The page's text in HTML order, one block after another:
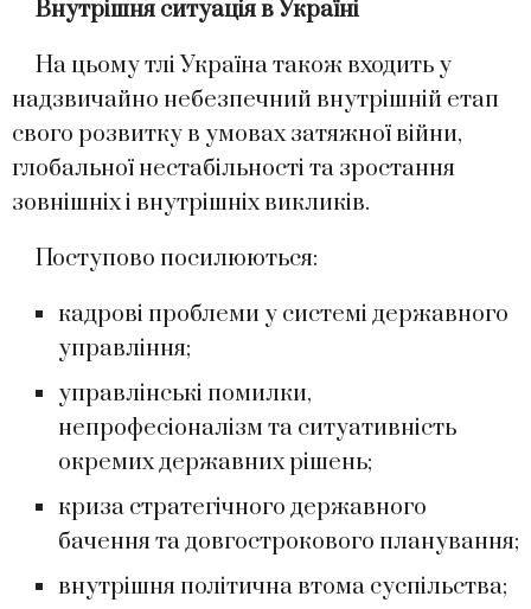
Внутрішня ситуація в Україні
На цьому тлі Україна також входить у
надзвичайно небезпечний внутрішній етап
свого розвитку в умовах затяжної війни,
глобальної нестабільності та зростання
зовнішніх і внутрішніх викликів.
Поступово посилюються:
кадрові проблеми у системі державного
управління;
управлінські помилки,
непрофесіоналізм та ситуативність
окремих державних рішень;
криза стратегічного державного
бачення та довгострокового планування;
внутрішня політична втома суспільства;